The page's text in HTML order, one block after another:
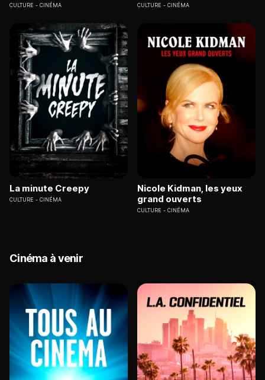
CULTURE CINÉMA CULTURE CINÉMA
La minute Creepy
CULTURE CINÉMA
Nicole Kidman, les yeux
grand ouverts
CULTURE CINÉMA
Cinéma à venir